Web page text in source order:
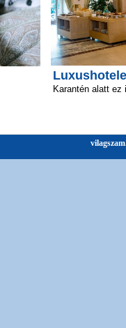
Karantén alatt ez